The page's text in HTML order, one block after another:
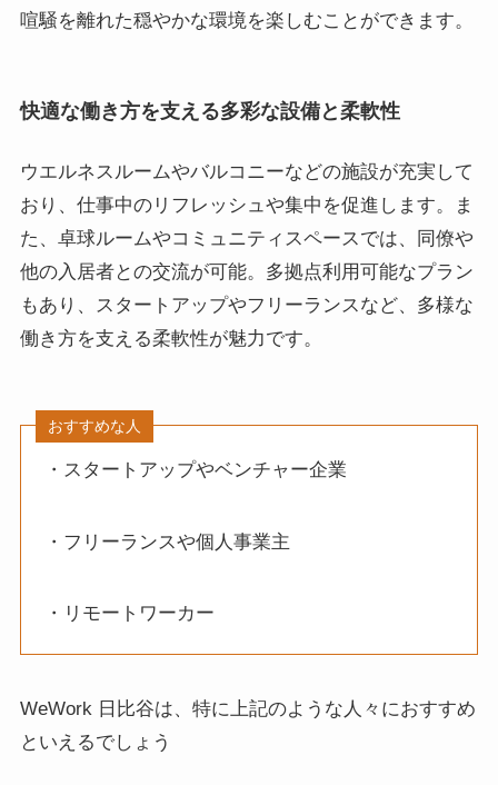
喧騒を離れた穏やかな環境を楽しむことができます。
快適な働き方を支える多彩な設備と柔軟性
ウエルネスルームやバルコニーなどの施設が充実して
おり、仕事中のリフレッシュや集中を促進します。ま
た、卓球ルームやコミュニティスペースでは、同僚や
他の入居者との交流が可能。多拠点利用可能なプラン
もあり、スタートアップやフリーランスなど、多様な
働き方を支える柔軟性が魅力です。
おすすめな人
・スタートアップやベンチャー企業
・フリーランスや個人事業主
・リモートワーカー
WeWork 日比谷は、特に上記のような人々におすすめ
といえるでしょう